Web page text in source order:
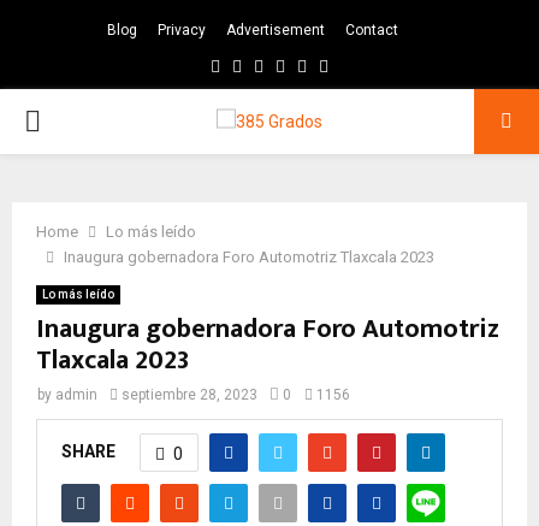
Blog Privacy Advertisement Contact
Facebook
TwitterInstagram
Pinterest
Google
PRIMARY
Home
Lo más leído
Inaugura gobernadora Foro Automotriz Tlaxcala 2023
Lo más leído
Inaugura gobernadora Foro Automotriz
Tlaxcala 2023
by admin septiembre 28, 2023 0 1156
SHARE 0